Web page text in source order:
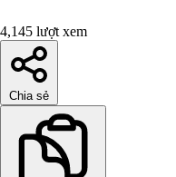
4,145 lượt xem
Chia sẻ